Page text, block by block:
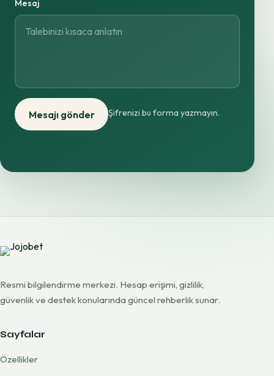
Mesaj
Mesajı gönder Şifrenizi bu forma yazmayın.
Resmi bilgilendirme merkezi. Hesap erişimi, gizlilik,
güvenlik ve destek konularında güncel rehberlik sunar.
Sayfalar
Özellikler